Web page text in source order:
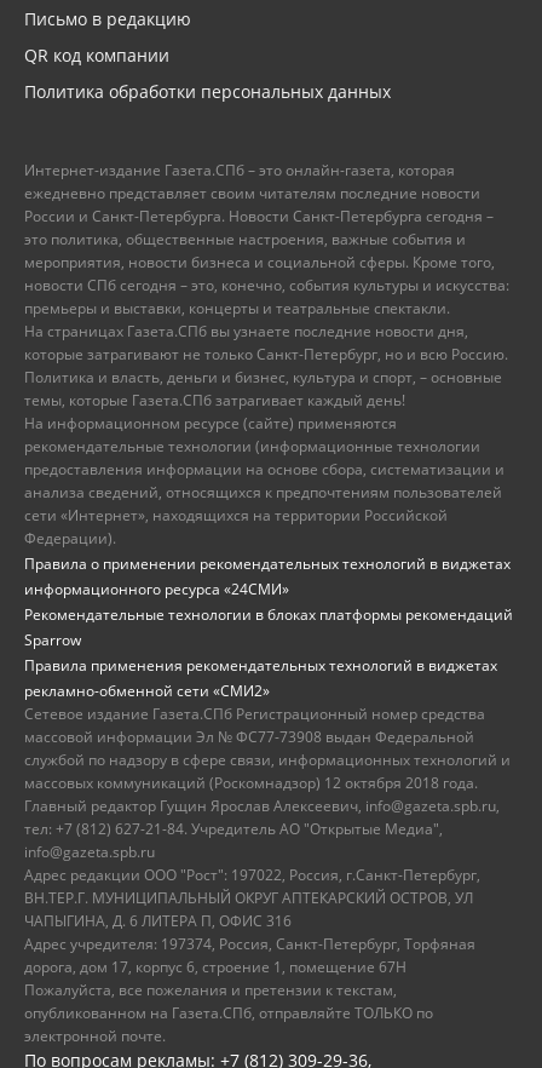
Письмо в редакцию
QR код компании
Политика обработки персональных данных
Интернет-издание Газета.СПб – это онлайн-газета, которая
ежедневно представляет своим читателям последние новости
России и Санкт-Петербурга. Новости Санкт-Петербурга сегодня –
это политика, общественные настроения, важные события и
мероприятия, новости бизнеса и социальной сферы. Кроме того,
новости СПб сегодня – это, конечно, события культуры и искусства:
премьеры и выставки, концерты и театральные спектакли.
На страницах Газета.СПб вы узнаете последние новости дня,
которые затрагивают не только Санкт-Петербург, но и всю Россию.
Политика и власть, деньги и бизнес, культура и спорт, – основные
темы, которые Газета.СПб затрагивает каждый день!
На информационном ресурсе (сайте) применяются
рекомендательные технологии (информационные технологии
предоставления информации на основе сбора, систематизации и
анализа сведений, относящихся к предпочтениям пользователей
сети «Интернет», находящихся на территории Российской
Федерации).
Правила о применении рекомендательных технологий в виджетах
информационного ресурса «24СМИ»
Рекомендательные технологии в блоках платформы рекомендаций
Sparrow
Правила применения рекомендательных технологий в виджетах
рекламно-обменной сети «СМИ2»
Сетевое издание Газета.СПб Регистрационный номер средства
массовой информации Эл № ФС77-73908 выдан Федеральной
службой по надзору в сфере связи, информационных технологий и
массовых коммуникаций (Роскомнадзор) 12 октября 2018 года.
Главный редактор Гущин Ярослав Алексеевич, info@gazeta.spb.ru,
тел: +7 (812) 627-21-84. Учредитель АО "Открытые Медиа",
info@gazeta.spb.ru
Адрес редакции ООО "Рост": 197022, Россия, г.Санкт-Петербург,
ВН.ТЕР.Г. МУНИЦИПАЛЬНЫЙ ОКРУГ АПТЕКАРСКИЙ ОСТРОВ, УЛ
ЧАПЫГИНА, Д. 6 ЛИТЕРА П, ОФИС 316
Адрес учредителя: 197374, Россия, Санкт-Петербург, Торфяная
дорога, дом 17, корпус 6, строение 1, помещение 67Н
Пожалуйста, все пожелания и претензии к текстам,
опубликованном на Газета.СПб, отправляйте ТОЛЬКО по
электронной почте.
По вопросам рекламы: +7 (812) 309-29-36,